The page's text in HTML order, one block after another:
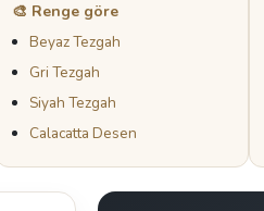
🎨 Renge göre
Beyaz Tezgah
Gri Tezgah
Siyah Tezgah
Calacatta Desen